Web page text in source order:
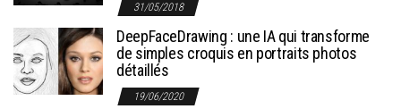
31/05/2018
DeepFaceDrawing : une IA qui transforme
de simples croquis en portraits photos
détaillés
19/06/2020